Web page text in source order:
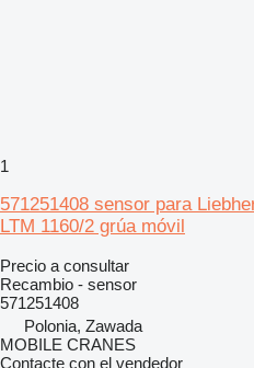
1
571251408 sensor para
LTM 1160/2 grúa móvil
Precio a consultar
Recambio - sensor
571251408
Polonia, Zawada
MOBILE CRANES
Contacte con el vendedor